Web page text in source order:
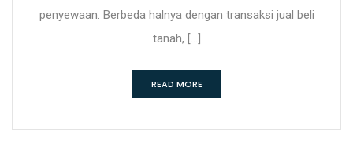
penyewaan. Berbeda halnya dengan transaksi jual beli
tanah, […]
READ MORE